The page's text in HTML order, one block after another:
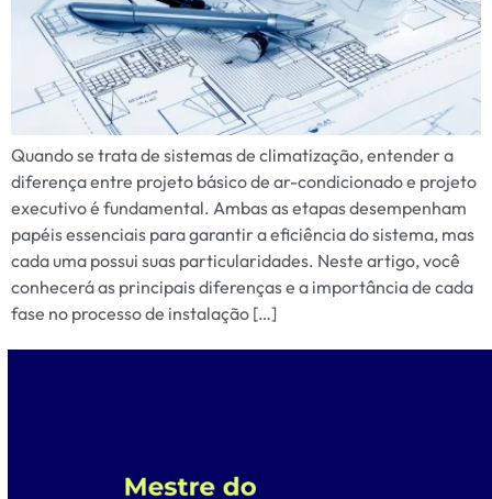
Quando se trata de sistemas de climatização, entender a
diferença entre projeto básico de ar-condicionado e projeto
executivo é fundamental. Ambas as etapas desempenham
papéis essenciais para garantir a eficiência do sistema, mas
cada uma possui suas particularidades. Neste artigo, você
conhecerá as principais diferenças e a importância de cada
fase no processo de instalação […]